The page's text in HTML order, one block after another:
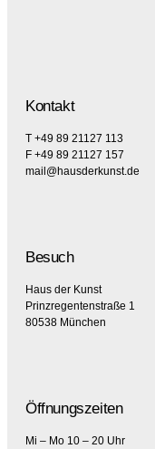
Kontakt
T +49 89 21127 113
F +49 89 21127 157
mail@hausderkunst.de
Besuch
Haus der Kunst
Prinzregentenstraße 1
80538 München
Öffnungszeiten
Mi – Mo 10 – 20 Uhr